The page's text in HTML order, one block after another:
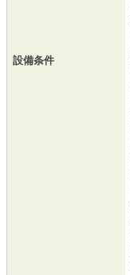
設備条件